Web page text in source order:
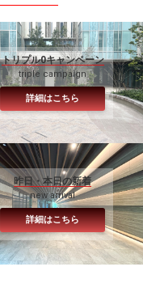
トリプル0キャンペーン
triple campaign
詳細はこちら
昨日・本日の新着
new arrival
詳細はこちら